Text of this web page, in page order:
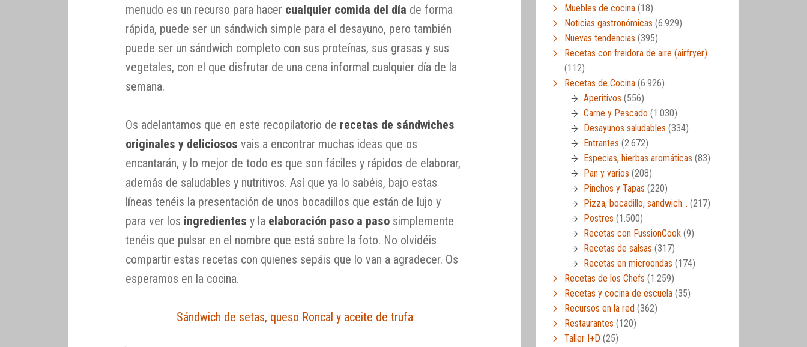
menudo es un recurso para hacer cualquier comida del día de forma
rápida, puede ser un sándwich simple para el desayuno, pero también
puede ser un sándwich completo con sus proteínas, sus grasas y sus
vegetales, con el que disfrutar de una cena informal cualquier día de la
semana.
Os adelantamos que en este recopilatorio de recetas de sándwiches
originales y deliciosos vais a encontrar muchas ideas que os
encantarán, y lo mejor de todo es que son fáciles y rápidos de elaborar,
además de saludables y nutritivos. Así que ya lo sabéis, bajo estas
líneas tenéis la presentación de unos bocadillos que están de lujo y
para ver los ingredientes y la elaboración paso a paso simplemente
tenéis que pulsar en el nombre que está sobre la foto. No olvidéis
compartir estas recetas con quienes sepáis que lo van a agradecer. Os
esperamos en la cocina.
Sándwich de setas, queso Roncal y aceite de trufa
Muebles de cocina (18)
Noticias gastronómicas (6.929)
Nuevas tendencias (395)
Recetas con freidora de aire (airfryer)
(112)
Recetas de Cocina (6.926)
Aperitivos (556)
Carne y Pescado (1.030)
Desayunos saludables (334)
Entrantes (2.672)
Especias, hierbas aromáticas (83)
Pan y varios (208)
Pinchos y Tapas (220)
Pizza, bocadillo, sandwich… (217)
Postres (1.500)
Recetas con FussionCook (9)
Recetas de salsas (317)
Recetas en microondas (174)
Recetas de los Chefs (1.259)
Recetas y cocina de escuela (35)
Recursos en la red (362)
Restaurantes (120)
Taller I+D (25)